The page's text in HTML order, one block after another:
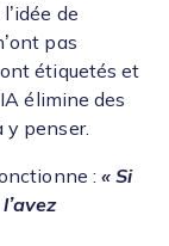
de
pas
étiquetés et
élimine des
y penser.
:« Si